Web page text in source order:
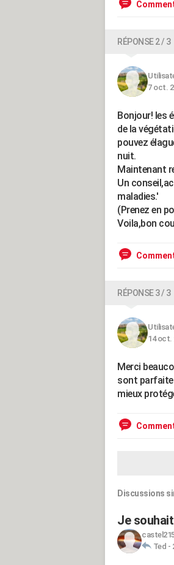
RÉPONSE 2 / 3
7 oct.
Bonjour! les
de la
pouvez
nuit.
Maintenant
Un
maladies.'
(Prenez en
Voila,bon
RÉPONSE 3 / 3
14 oct.
Merci
sont
mieux
Discussions
Je
Ted -